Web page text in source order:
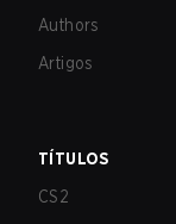
Authors
Artigos
TÍTULOS
CS2